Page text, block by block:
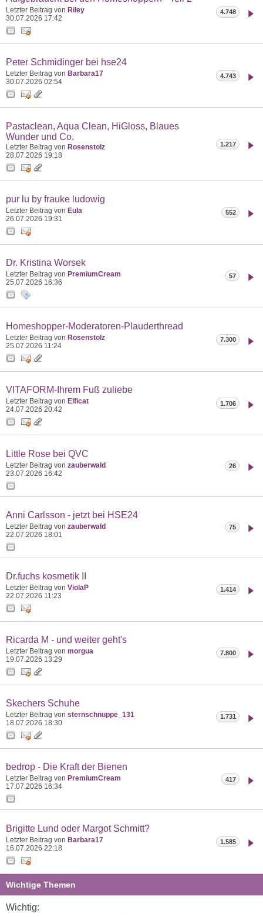
Letzter Beitrag von Riley
30.07.2026 17:42
4.748
Peter Schmidinger bei hse24
Letzter Beitrag von Barbara17
30.07.2026 02:54
4.743
Pastaclean, Aqua Clean, HiGloss, Blaues
Wunder und Co.
Letzter Beitrag von Rosenstolz
28.07.2026 19:18
1.217
pur lu by frauke ludowig
Letzter Beitrag von Eula
26.07.2026 19:31
552
Dr. Kristina Worsek
Letzter Beitrag von PremiumCream
25.07.2026 16:36
57
Homeshopper-Moderatoren-Plauderthread
Letzter Beitrag von Rosenstolz
25.07.2026 11:24
7.300
VITAFORM-Ihrem Fuß zuliebe
Letzter Beitrag von Elficat
24.07.2026 20:42
1.706
Little Rose bei QVC
Letzter Beitrag von zauberwald
23.07.2026 16:42
26
Anni Carlsson - jetzt bei HSE24
Letzter Beitrag von zauberwald
22.07.2026 18:01
75
Dr.fuchs kosmetik II
Letzter Beitrag von ViolaP
22.07.2026 11:23
1.414
Ricarda M - und weiter geht's
Letzter Beitrag von morgua
19.07.2026 13:29
7.800
Skechers Schuhe
Letzter Beitrag von sternschnuppe_131
18.07.2026 18:30
1.731
bedrop - Die Kraft der Bienen
Letzter Beitrag von PremiumCream
17.07.2026 16:34
417
Brigitte Lund oder Margot Schmitt?
Letzter Beitrag von Barbara17
16.07.2026 22:18
1.585
Wichtige Themen
Wichtig: